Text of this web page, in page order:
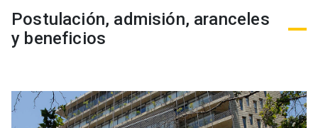
Postulación, admisión, aranceles
y beneficios